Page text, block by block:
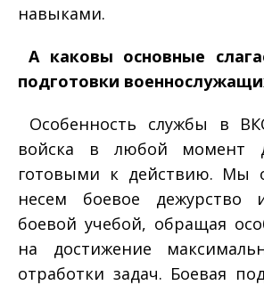
навыками.
А каковы основные
подготовки
Особенность службы в
войска в любой момент
готовыми к действию. Мы
несем боевое дежурство
боевой учебой, обращая
на достижение
отработки задач. Боевая